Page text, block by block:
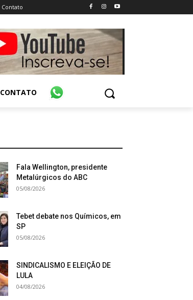
Contato
CONTATO
Fala Wellington, presidente
Metalúrgicos do ABC
05/08/2026
Tebet debate nos Químicos, em
SP
05/08/2026
SINDICALISMO E ELEIÇÃO DE
LULA
04/08/2026